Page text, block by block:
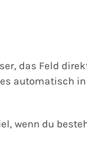
das Feld
automatisch
wenn du